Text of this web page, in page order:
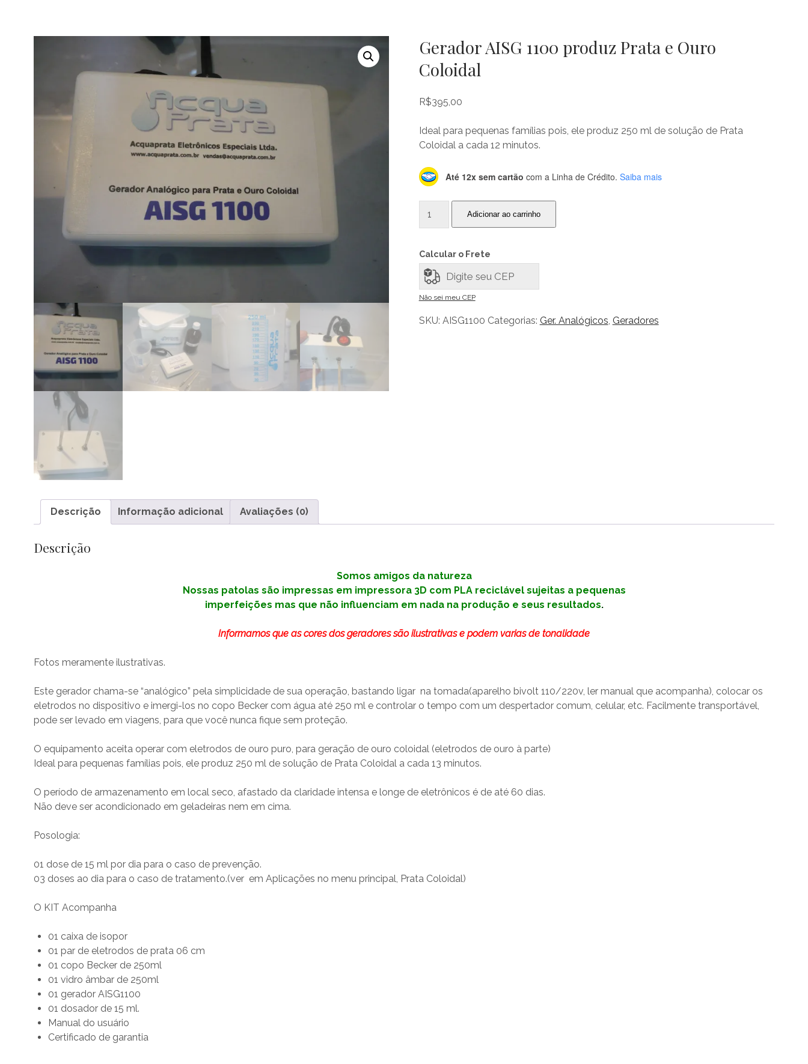
de
Prata
e
Ouro
Coloidal
Gerador AISG 1100 produz Prata e Ouro
Coloidal
R$395,00
Ideal para pequenas famílias pois, ele produz 250 ml de solução de Prata
Coloidal a cada 12 minutos.
Até 12x sem cartão com a Linha de Crédito. Saiba mais
AISG
produz
Prata
Ouro
quantidade
Adicionar ao carrinho
Calcular o Frete
Não sei meu CEP
SKU: AISG1100 Categorias: Ger. Analógicos Geradores
Descrição Informação adicional Avaliações (0)
Descrição
Somos amigos da natureza
Nossas patolas são impressas em impressora 3D com PLA reciclável sujeitas a pequenas
imperfeições mas que não influenciam em nada na produção e seus resultados.
Informamos que as cores dos geradores são ilustrativas e podem varias de tonalidade
Fotos meramente ilustrativas.
Este gerador chama-se “analógico” pela simplicidade de sua operação, bastando ligar na tomada(aparelho bivolt 110/220v, ler manual que acompanha), colocar os
eletrodos no dispositivo e imergi-los no copo Becker com água até 250 ml e controlar o tempo com um despertador comum, celular, etc. Facilmente transportável,
pode ser levado em viagens, para que você nunca fique sem proteção.
O equipamento aceita operar com eletrodos de ouro puro, para geração de ouro coloidal (eletrodos de ouro à parte)
Ideal para pequenas famílias pois, ele produz 250 ml de solução de Prata Coloidal a cada 13 minutos.
O período de armazenamento em local seco, afastado da claridade intensa e longe de eletrônicos é de até 60 dias.
Não deve ser acondicionado em geladeiras nem em cima.
Posologia:
01 dose de 15 ml por dia para o caso de prevenção.
03 doses ao dia para o caso de tratamento.(ver em Aplicações no menu principal, Prata Coloidal)
O KIT Acompanha
01 caixa de isopor
01 par de eletrodos de prata 06 cm
01 copo Becker de 250ml
01 vidro âmbar de 250ml
01 gerador AISG1100
01 dosador de 15 ml.
Manual do usuário
Certificado de garantia